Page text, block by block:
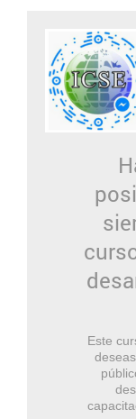
Este